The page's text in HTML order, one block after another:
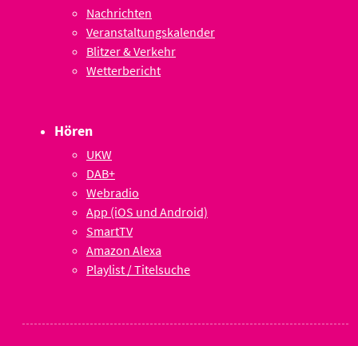
Nachrichten
Veranstaltungskalender
Blitzer & Verkehr
Wetterbericht
Hören
UKW
DAB+
Webradio
App (iOS und Android)
SmartTV
Amazon Alexa
Playlist / Titelsuche